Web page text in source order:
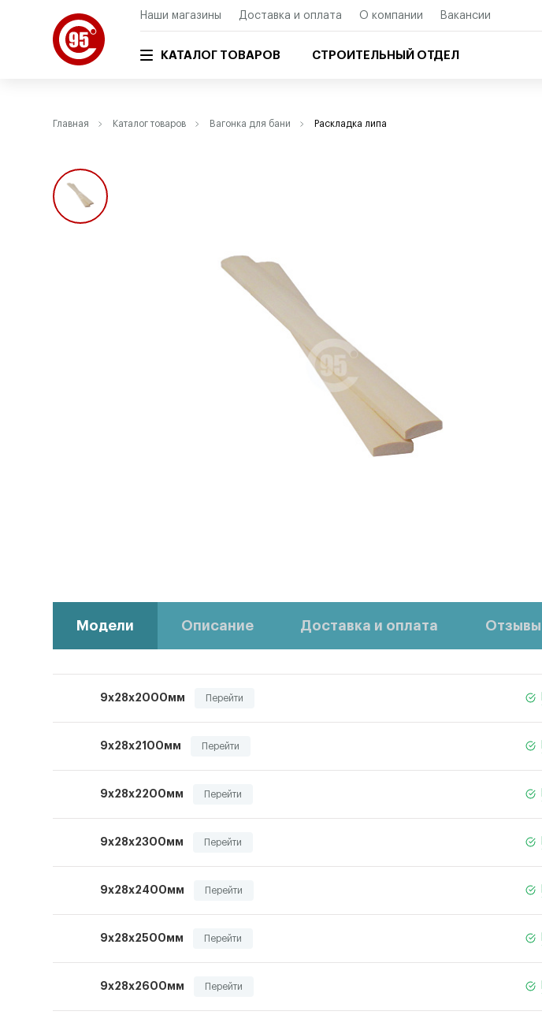
Наши магазины Доставка и оплата О компании Вакансии
КАТАЛОГ ТОВАРОВ СТРОИТЕЛЬНЫЙ ОТДЕЛ
Главная Каталог товаров Вагонка для бани Раскладка липа
Модели Описание Доставка и оплата Отзывы
9х28х2000мм Перейти
9х28х2100мм Перейти
9х28х2200мм Перейти
9х28х2300мм Перейти
9х28х2400мм Перейти
9х28х2500мм Перейти
9х28х2600мм Перейти